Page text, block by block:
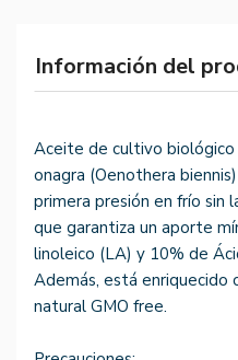
Información del
Aceite de cultivo
onagra (Oenothera
primera presión en frío sin
que garantiza un aporte
linoleico (LA) y 10% de
Además, está enriquecido
natural GMO free.